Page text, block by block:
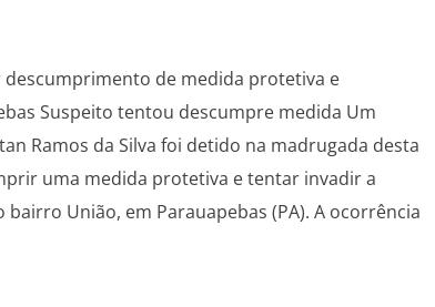
de medida protetiva e
Suspeito tentou descumpre medida Um
Ramos da Silva foi detido na madrugada desta
uma medida protetiva e tentar invadir a
União, em Parauapebas (PA). A ocorrência